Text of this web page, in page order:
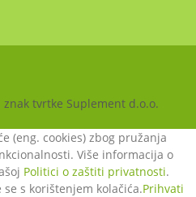
tvrtke Suplement d.o.o.
(eng. cookies) zbog pružanja
Više informacija o
Politici o zaštiti privatnosti.
s korištenjem kolačića.Prihvati